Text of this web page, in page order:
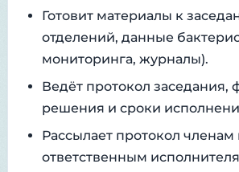
Готовит материалы к
отделений, данные
мониторинга, журналы).
Ведёт протокол заседания,
решения и сроки
Рассылает протокол
ответственным